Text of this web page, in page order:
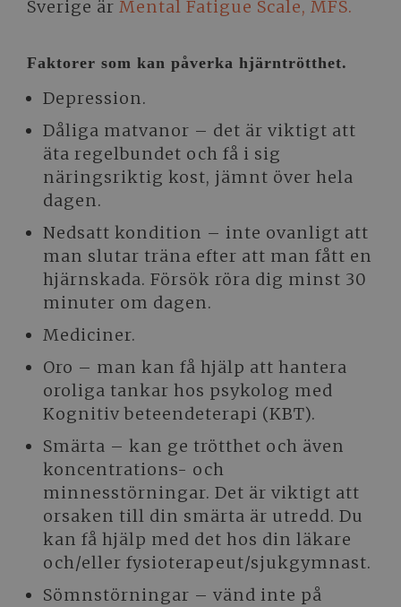
Sverige är Mental Fatigue Scale, MFS.
Faktorer som kan påverka hjärntrötthet.
Depression.
Dåliga matvanor – det är viktigt att
äta regelbundet och få i sig
näringsriktig kost, jämnt över hela
dagen.
Nedsatt kondition – inte ovanligt att
man slutar träna efter att man fått en
hjärnskada. Försök röra dig minst 30
minuter om dagen.
Mediciner.
Oro – man kan få hjälp att hantera
oroliga tankar hos psykolog med
Kognitiv beteendeterapi (KBT).
Smärta – kan ge trötthet och även
koncentrations- och
minnesstörningar. Det är viktigt att
orsaken till din smärta är utredd. Du
kan få hjälp med det hos din läkare
och/eller fysioterapeut/sjukgymnast.
Sömnstörningar – vänd inte på